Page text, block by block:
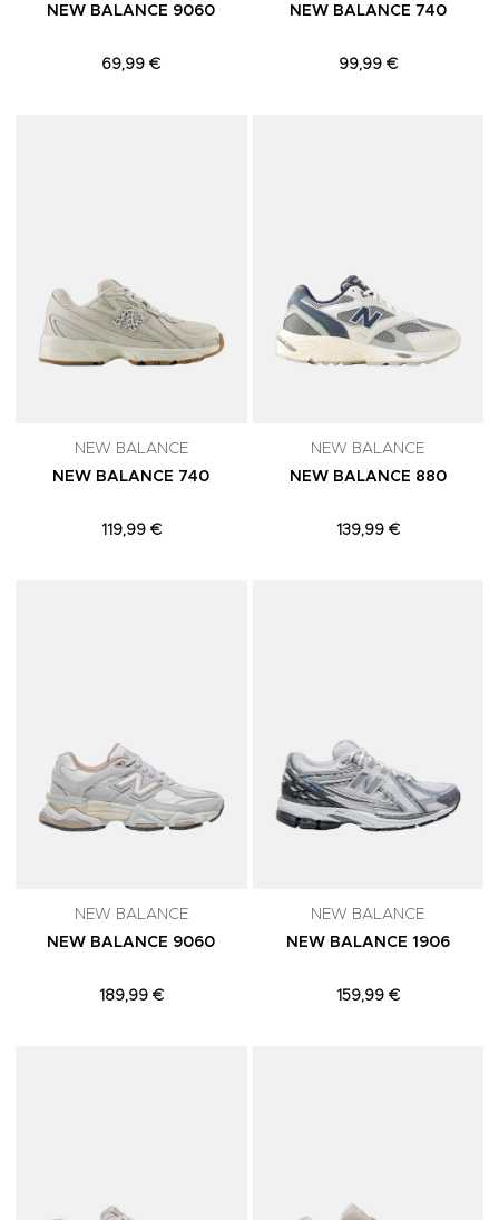
NEW BALANCE 9060
69,99 €
NEW BALANCE 740
99,99 €
NEW BALANCE
NEW BALANCE 740
119,99 €
NEW BALANCE
NEW BALANCE 880
139,99 €
NEW BALANCE
NEW BALANCE 9060
189,99 €
NEW BALANCE
NEW BALANCE 1906
159,99 €